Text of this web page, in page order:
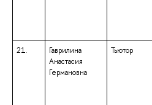
21.
Гаврилина
Анастасия
Германовна
Тьютор